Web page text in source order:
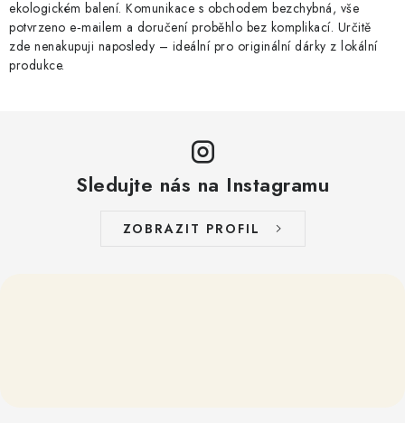
ekologickém balení. Komunikace s obchodem bezchybná, vše
potvrzeno e‑mailem a doručení proběhlo bez komplikací. Určitě
zde nenakupuji naposledy – ideální pro originální dárky z lokální
produkce.
Sledujte nás na Instagramu
ZOBRAZIT PROFIL